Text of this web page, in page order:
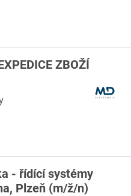
ZBOŽÍ
- řídící systémy
Plzeň (m/ž/n)